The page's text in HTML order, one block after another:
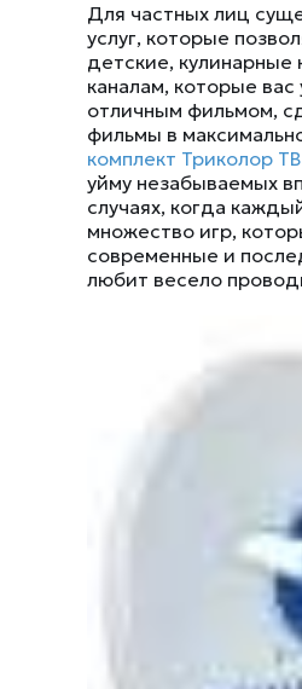
Для частных лиц
услуг, которые
детские, кулинарные
каналам, которые
отличным фильмом,
фильмы в
комплект Триколор ТВ
уйму незабываемых
случаях, когда
множество игр,
современные и
любит весело